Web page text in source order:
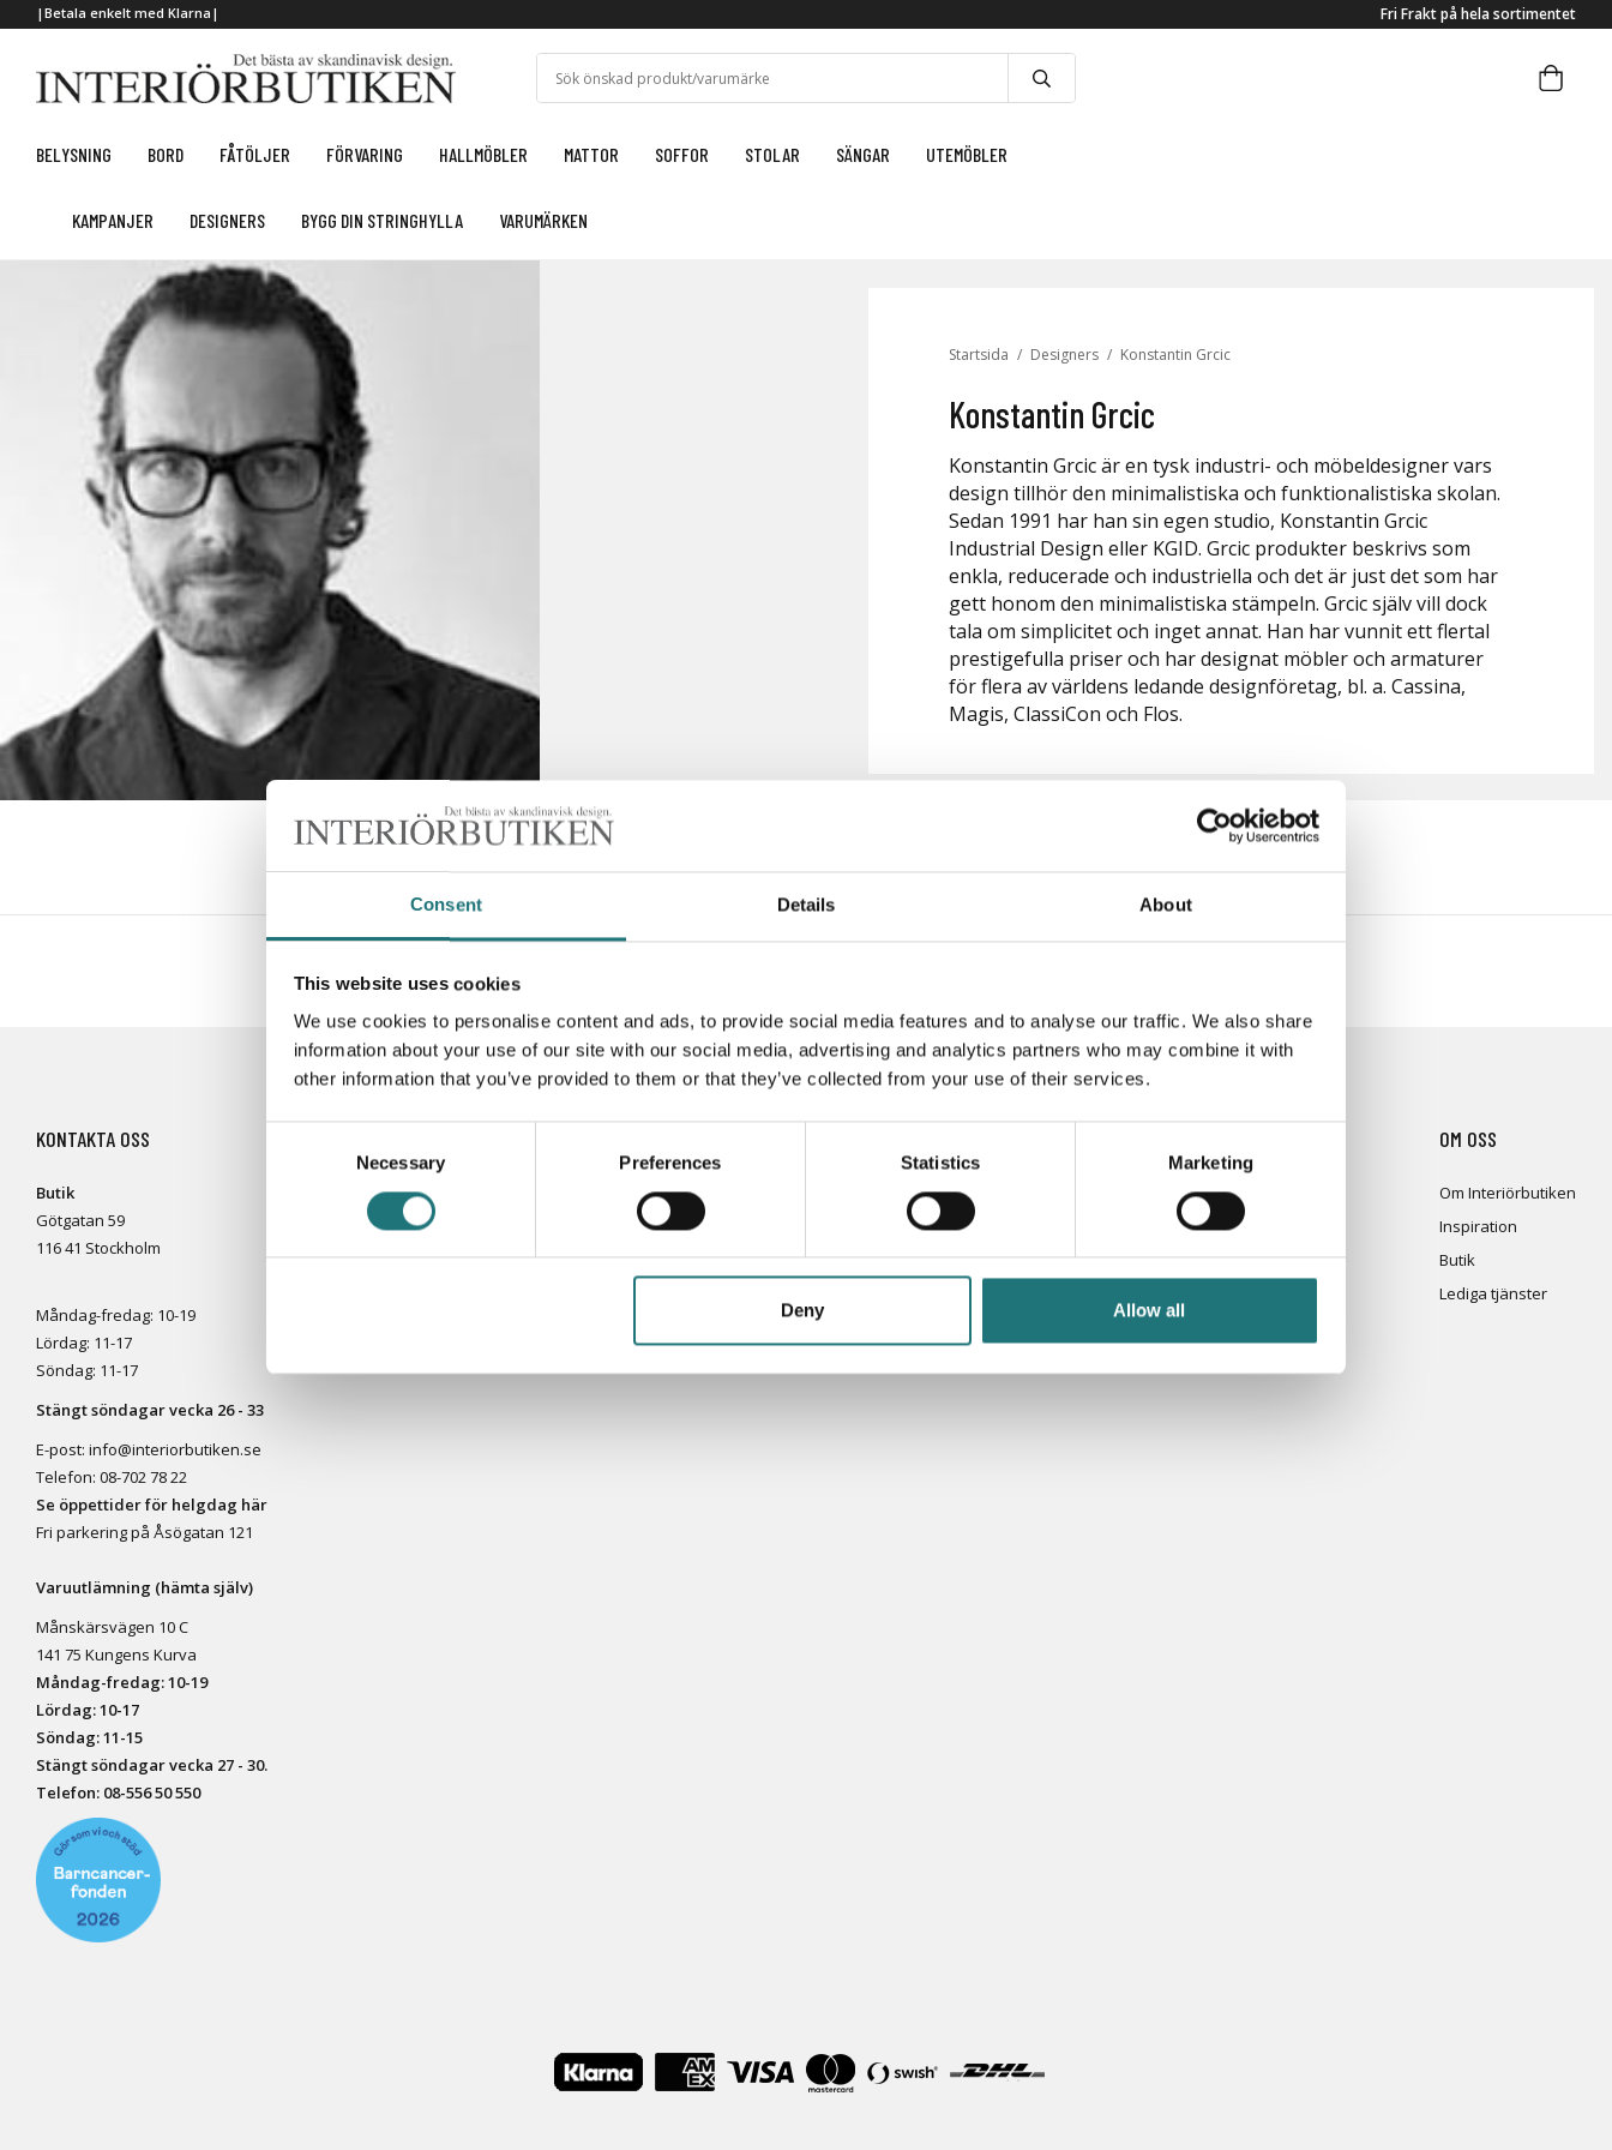
Consent Details About
This website uses cookies
We use cookies to personalise content and ads, to provide social media features and to analyse our traffic. We also share
information about your use of our site with our social media, advertising and analytics partners who may combine it with
other information that you’ve provided to them or that they’ve collected from your use of their services.
Necessary Preferences Statistics Marketing
Deny Allow all
|Betala enkelt med Klarna| Fri Frakt på hela sortimentet
BELYSNING BORD FÅTÖLJER FÖRVARING HALLMÖBLER MATTOR SOFFOR STOLAR SÄNGAR UTEMÖBLER
KAMPANJER DESIGNERS BYGG DIN STRINGHYLLA VARUMÄRKEN
Startsida / Designers / Konstantin Grcic
Konstantin Grcic
Konstantin Grcic är en tysk industri- och möbeldesigner vars
design tillhör den minimalistiska och funktionalistiska skolan.
Sedan 1991 har han sin egen studio, Konstantin Grcic
Industrial Design eller KGID. Grcic produkter beskrivs som
enkla, reducerade och industriella och det är just det som har
gett honom den minimalistiska stämpeln. Grcic själv vill dock
tala om simplicitet och inget annat. Han har vunnit ett flertal
prestigefulla priser och har designat möbler och armaturer
för flera av världens ledande designföretag, bl. a. Cassina,
Magis, ClassiCon och Flos.
#Interiörbutiken
KONTAKTA OSS
Butik
Götgatan 59
116 41 Stockholm
Måndag-fredag: 10-19
Lördag: 11-17
Söndag: 11-17
Stängt söndagar vecka 26 - 33
E-post: info@interiorbutiken.se
Telefon: 08-702 78 22
Se öppettider för helgdag här
Fri parkering på Åsögatan 121
Varuutlämning (hämta själv)
Månskärsvägen 10 C
141 75 Kungens Kurva
Måndag-fredag: 10-19
Lördag: 10-17
Söndag: 11-15
Stängt söndagar vecka 27 - 30.
Telefon: 08-556 50 550
Boka sängrådgivning
Bygg din stringhylla
Kontakta oss
Hantering av personuppgifter
OM OSS
Om Interiörbutiken
Inspiration
Butik
Lediga tjänster